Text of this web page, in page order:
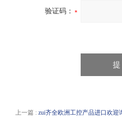
验证码：
上一篇 : zui齐全欧洲工控产品进口欢迎